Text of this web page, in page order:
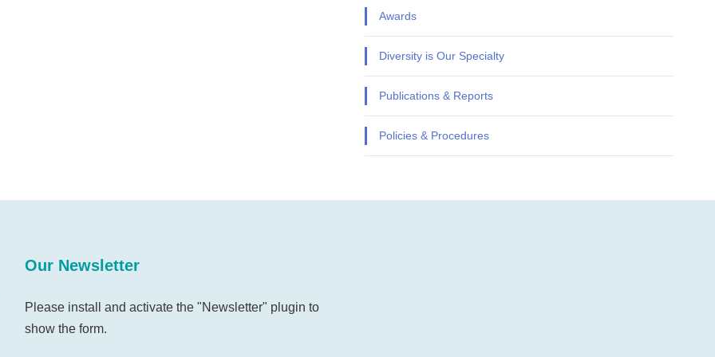
Awards
Diversity is Our Specialty
Publications & Reports
Policies & Procedures
Our Newsletter
Please install and activate the "Newsletter" plugin to
show the form.